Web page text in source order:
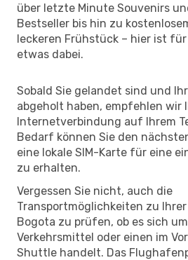
über letzte Minute Souvenirs
Bestseller bis hin zu
leckeren Frühstück – hier ist
etwas dabei.
Sobald Sie gelandet sind und
abgeholt haben, empfehlen wir
Internetverbindung auf Ihrem
Bedarf können Sie den
eine lokale SIM-Karte für eine
zu erhalten.
Vergessen Sie nicht, auch die
Transportmöglichkeiten zu
Bogota zu prüfen, ob es sich
Verkehrsmittel oder einen im
Shuttle handelt. Das